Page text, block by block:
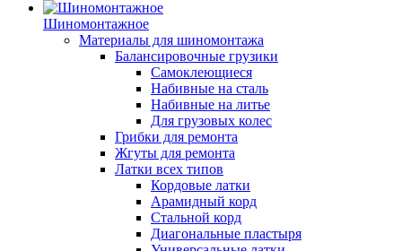
Шиномонтажное
Материалы для шиномонтажа
Балансировочные грузики
Самоклеющиеся
Набивные на сталь
Набивные на литье
Для грузовых колес
Грибки для ремонта
Жгуты для ремонта
Латки всех типов
Кордовые латки
Арамидный корд
Стальной корд
Диагональные пластыря